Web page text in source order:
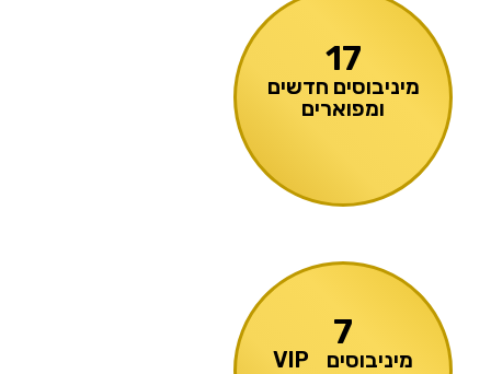
מיניבוסים חדשים
ומפוארים
17
מיניבוסים VIP
7